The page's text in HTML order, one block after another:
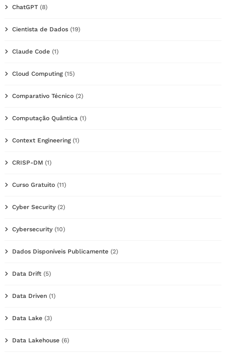
ChatGPT (8)
Cientista de Dados (19)
Claude Code (1)
Cloud Computing(15)
Comparativo Técnico (2)
Computação Quântica (1)
Context Engineering(1)
CRISP-DM (1)
Curso Gratuito (11)
Cyber Security (2)
Cybersecurity (10)
Dados Disponíveis Publicamente (2)
Data Drift (5)
Data Driven (1)
Data Lake (3)
Data Lakehouse (6)